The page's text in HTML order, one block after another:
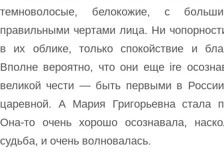
темноволосые, белокожие, с
правильными чертами лица. Ни
в их облике, только спокойствие и
Вполне вероятно, что они еще ire
великой чести — быть первыми в
царевной. А Мария Григорьевна стала
Она-то очень хорошо осознавала,
судьба, и очень волновалась.